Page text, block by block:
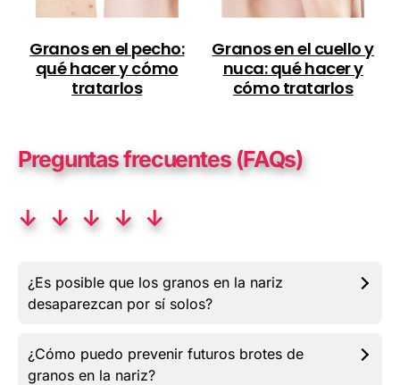
Granos en el pecho:
qué hacer y cómo
tratarlos
Granos en el cuello y
nuca: qué hacer y
cómo tratarlos
Preguntas frecuentes (FAQs)
↓ ↓ ↓ ↓ ↓
¿Es posible que los granos en la nariz
desaparezcan por sí solos?
¿Cómo puedo prevenir futuros brotes de
granos en la nariz?